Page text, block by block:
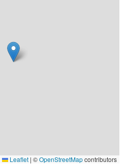
Leaflet | ©OpenStreetMapcontributors